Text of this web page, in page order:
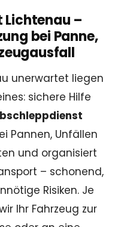
–
bei Panne,
unerwartet liegen
sichere Hilfe
Pannen, Unfällen
und organisiert
– schonend,
Risiken. Je
Ihr Fahrzeug zur